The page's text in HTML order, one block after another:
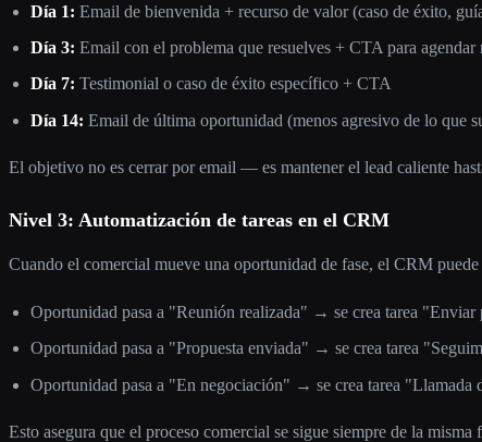
Día 1: Email de bienvenida + recurso de valor (caso de éxito,
Día 3: Email con el problema que resuelves + CTA para agendar
Día 7: Testimonial o caso de éxito específico + CTA
Día 14: Email de última oportunidad (menos agresivo de lo que
El objetivo no es cerrar por email — es mantener el lead caliente
Nivel 3: Automatización de tareas en el CRM
Cuando el comercial mueve una oportunidad de fase, el CRM puede
Oportunidad pasa a "Reunión realizada" → se crea tarea "Enviar
Oportunidad pasa a "Propuesta enviada" → se crea tarea
Oportunidad pasa a "En negociación" → se crea tarea "Llamada
Esto asegura que el proceso comercial se sigue siempre de la